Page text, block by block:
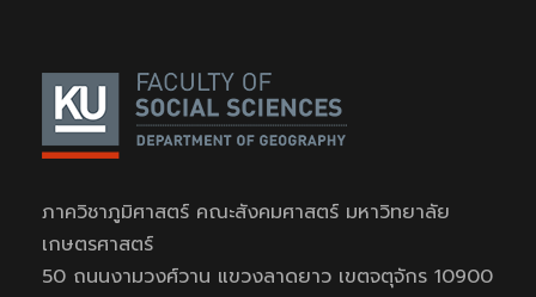
ภาควิชาภูมิศาสตร์ คณะสังคมศาสตร์ มหาวิทยาลัย
เกษตรศาสตร์
50 ถนนงามวงศ์วาน แขวงลาดยาว เขตจตุจักร 10900